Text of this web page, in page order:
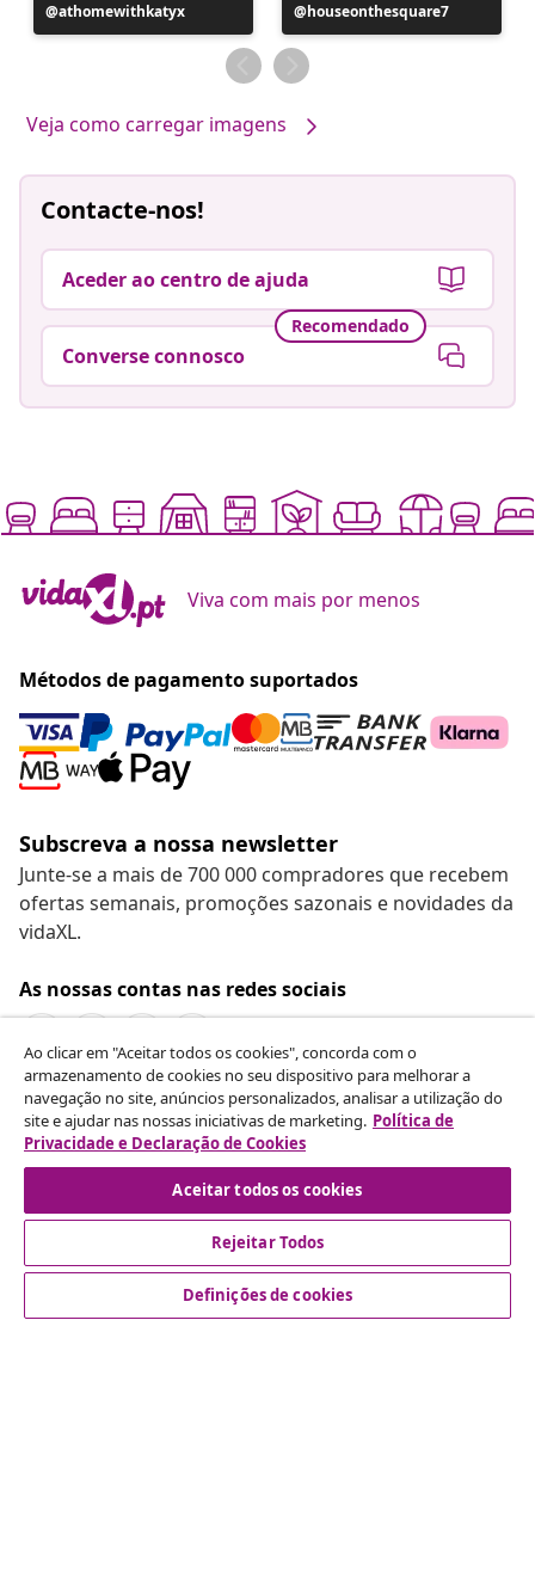
Postagem
publicada
athomewithkatyx
Postagem
publicada
por
houseonthesquare7
Veja como carregar imagens
Contacte-nos!
Aceder ao centro de ajuda
Recomendado
Converse connosco
Viva com mais por menos
Métodos de pagamento suportados
Subscreva a nossa newsletter
Junte-se a mais de 700 000 compradores que recebem
ofertas semanais, promoções sazonais e novidades da
vidaXL.
As nossas contas nas redes sociais
Rescindir o contrato
Envie um pedido de rescisão da sua encomenda.
Rescindir o contrato
Atendimento ao cliente
Ao clicar em "Aceitar todos os cookies", concorda com o
armazenamento de cookies no seu dispositivo para melhorar a
navegação no site, anúncios personalizados, analisar a utilização do
site e ajudar nas nossas iniciativas de marketing. Política de
Privacidade e Declaração de Cookies
Aceitar todos os cookies
Rejeitar Todos
Definições de cookies